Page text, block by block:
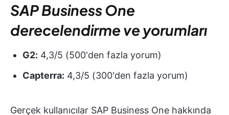
SAP Business One
derecelendirme ve yorumları
G2: 4,3/5 (500'den fazla yorum)
Capterra: 4,3/5 (300'den fazla yorum)
Gerçek kullanıcılar SAP Business One hakkında